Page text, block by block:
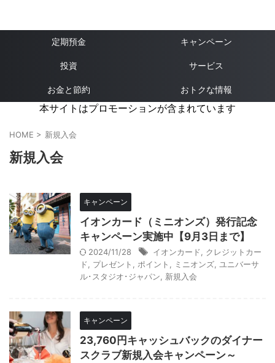
定期預金 キャンペーン
投資 サービス
お金と節約 おトクな情報
本サイトはプロモーションが含まれています
HOME > 新規入会
新規入会
キャンペーン
イオンカード（ミニオンズ）発行記念
キャンペーン実施中【9月3日まで】
2024/11/28 イオンカード
クレジットカー
ド
プレゼント ポイント ミニオンズ
ユニバーサ
ル･スタジオ･ジャパン
新規入会
キャンペーン
23,760円キャッシュバックのダイナー
スクラブ新規入会キャンペーン～